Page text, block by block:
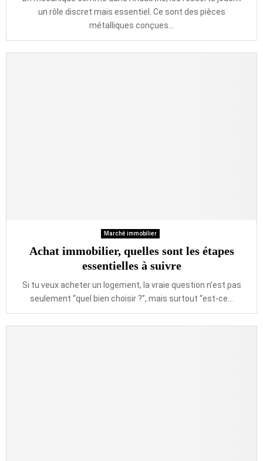
un rôle discret mais essentiel. Ce sont des pièces
métalliques conçues...
Marché immobilier
Achat immobilier, quelles sont les étapes
essentielles à suivre
Si tu veux acheter un logement, la vraie question n’est pas
seulement “quel bien choisir ?”, mais surtout “est-ce...